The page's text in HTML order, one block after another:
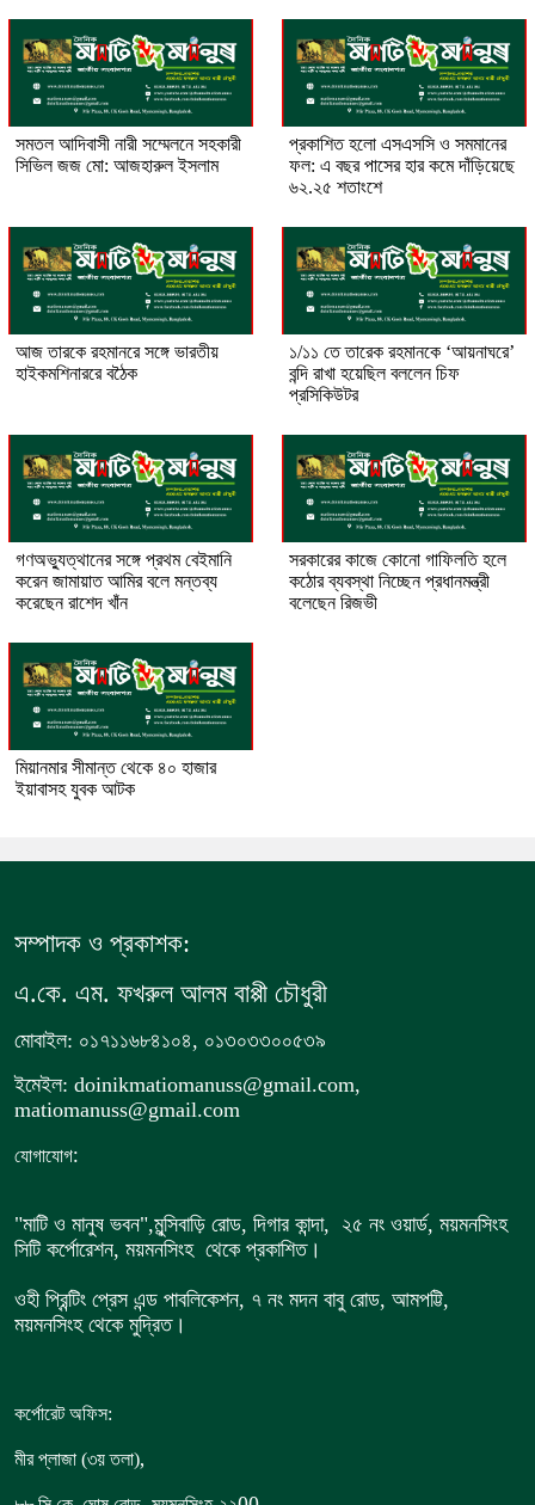
সমতল আদিবাসী নারী সম্মেলনে সহকারী
সিভিল জজ মো: আজহারুল ইসলাম
প্রকাশিত হলো এসএসসি ও সমমানের
ফল: এ বছর পাসের হার কমে দাঁড়িয়েছে
৬২.২৫ শতাংশে
আজ তারকে রহমানরে সঙ্গে ভারতীয়
হাইকমশিনাররে বঠৈক
১/১১ তে তারেক রহমানকে ‘আয়নাঘরে’
বন্দি রাখা হয়েছিল বললেন চিফ
প্রসিকিউটর
গণঅভ্যুত্থানের সঙ্গে প্রথম বেইমানি
করেন জামায়াত আমির বলে মন্তব্য
করেছেন রাশেদ খাঁন
সরকারের কাজে কোনো গাফিলতি হলে
কঠোর ব্যবস্থা নিচ্ছেন প্রধানমন্ত্রী
বলেছেন রিজভী
মিয়ানমার সীমান্ত থেকে ৪০ হাজার
ইয়াবাসহ যুবক আটক
সম্পাদক ও প্রকাশক:
এ.কে. এম. ফখরুল আলম বাপ্পী চৌধুরী
মোবাইল: ০১৭১১৬৮৪১০৪, ০১৩০৩৩০০৫৩৯
ইমেইল: doinikmatiomanuss@gmail.com,
matiomanuss@gmail.com
যোগাযোগ:
"মাটি ও মানুষ ভবন",মুন্সিবাড়ি রোড, দিগার কান্দা, ২৫ নং ওয়ার্ড, ময়মনসিংহ
সিটি কর্পোরেশন, ময়মনসিংহ থেকে প্রকাশিত।
ওহী প্রিন্টিং প্রেস এন্ড পাবলিকেশন, ৭ নং মদন বাবু রোড, আমপট্টি,
ময়মনসিংহ থেকে মুদ্রিত।
কর্পোরেট অফিস:
মীর প্লাজা (৩য় তলা),